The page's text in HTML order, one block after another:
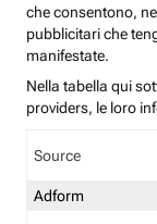
che consentono,
pubblicitari che
manifestate.
Nella tabella qui
providers, le loro
Source
Adform